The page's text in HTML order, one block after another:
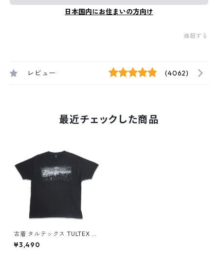
日本国内にお住まいの方向け
通報する
レビュー (4062)
最近チェックした商品
古着 タルテックス TULTEX Bu
dweiser バドワイザー プリン
トTシャツ ブラック 表記：XL
¥3,490